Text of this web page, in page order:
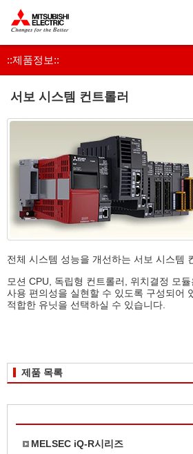
::제품정보::
서보 시스템 컨트롤러
전체 시스템 성능을 개선하는 서보 시스템
모션 CPU, 독립형 컨트롤러, 위치결정 모듈
사용 편의성을 실현할 수 있도록 구성되어
적합한 유닛을 선택하실 수 있습니다.
제품 목록
MELSEC iQ-R시리즈